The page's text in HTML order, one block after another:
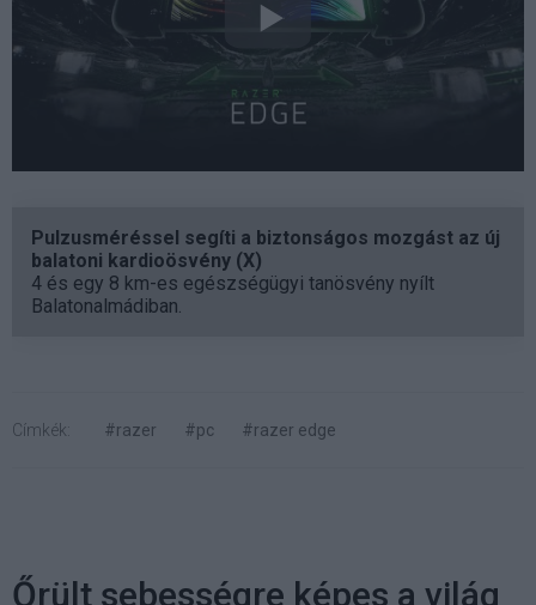
Pulzusméréssel segíti a biztonságos mozgást az új
balatoni kardioösvény (X)
4 és egy 8 km-es egészségügyi tanösvény nyílt
Balatonalmádiban.
Címkék: #razer #pc #razer edge
Őrült sebességre képes a világ